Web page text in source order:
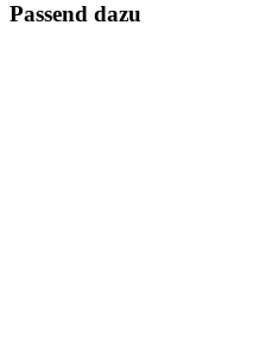
Passend dazu